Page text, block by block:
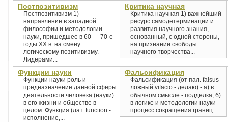
Постпозитивизм
Постпозитивизм 1)
направление в западной
философии и методологии
науки, пришедшее в 60 — 70-е
годы XX в. на смену
логическому позитивизму.
Лидерами...
Критика научная
Критика научная 1) важнейший
ресурс самодетерминации и
развития научного знания,
основанный, с одной стороны,
на признании свободы
научного творчества...
Функции науки
Функции науки роль и
предназначение данной сферы
деятельности человека (науки)
в его жизни и обществе в
целом. Функция (лат. function -
исполнение,...
Фальсификация
Фальсификация (от пал. falsus -
ложный vifacio - делаю) - а) в
обычном смысле - подделка, б)
в логике и методологии науки -
процесс сокращения границ...